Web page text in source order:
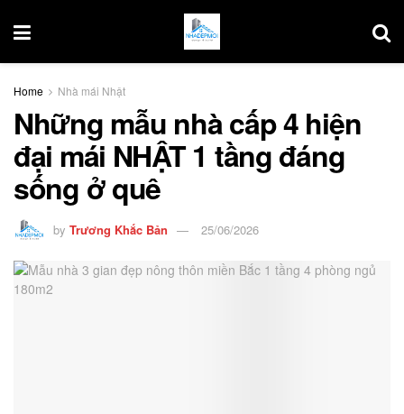
Home Nhà mái Nhật
Những mẫu nhà cấp 4 hiện
đại mái NHẬT 1 tầng đáng
sống ở quê
by Trương Khắc Bản 25/06/2026